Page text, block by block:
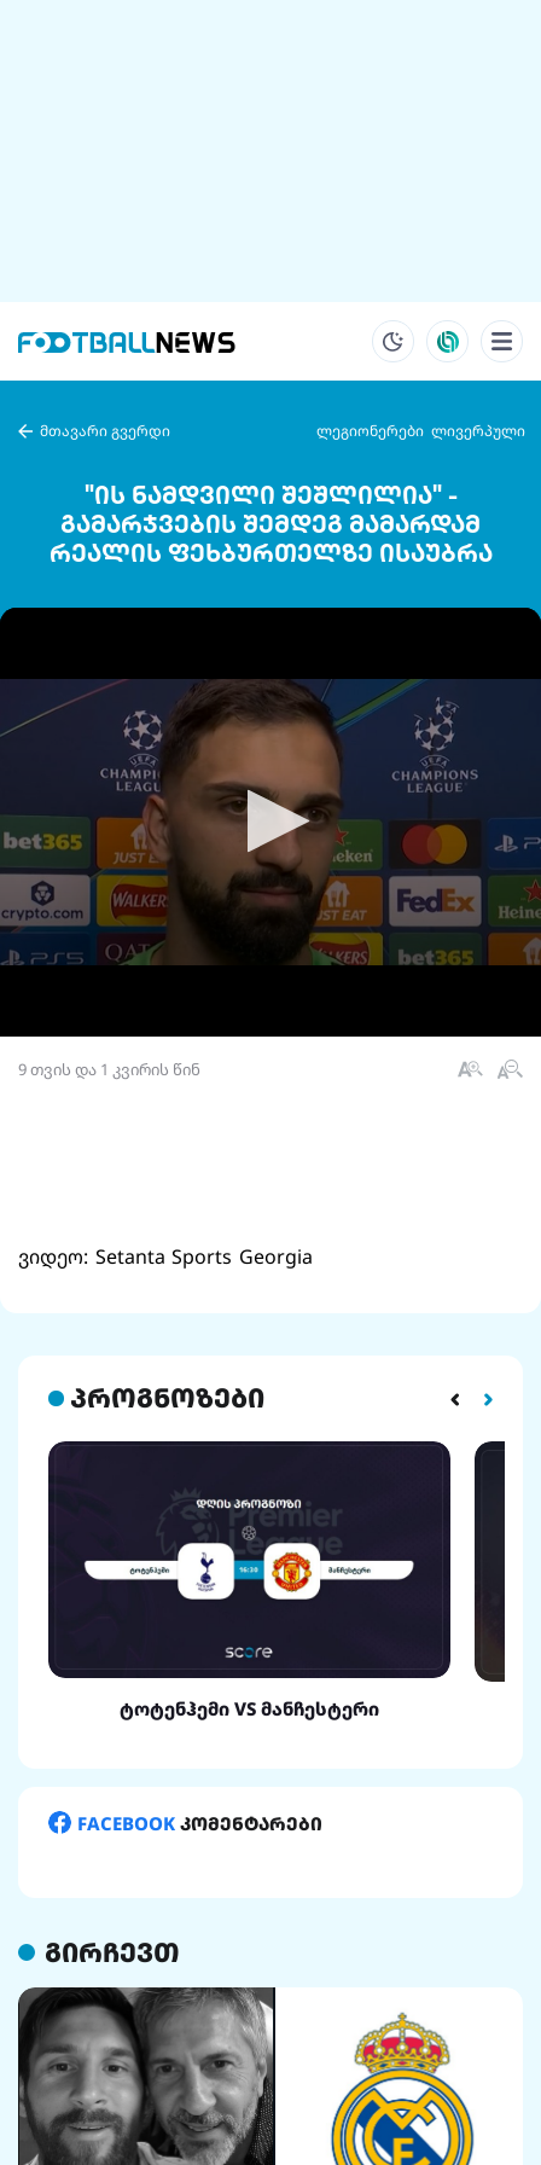
მთავარი გვერდი ლეგიონერები ლივერპული
"ის ნამდვილი შეშლილია" -
გამარჯვების შემდეგ მამარდამ
რეალის ფეხბურთელზე ისაუბრა
9 თვის და 1 კვირის წინ
ვიდეო: Setanta Sports Georgia
პროგნოზები
ტოტენჰემი VS მანჩესტერი
FACEBOOK კომენტარები
გირჩევთ